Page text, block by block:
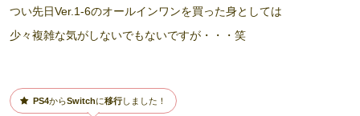
つい先日Ver.1-6のオールインワンを買った身としては
少々複雑な気がしないでもないですが・・・笑
PS4からSwitchに移行しました！